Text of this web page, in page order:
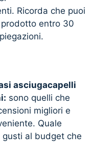
Ricorda che puoi
entro 30
asciugacapelli
sono quelli che
migliori e
Quale
al budget che